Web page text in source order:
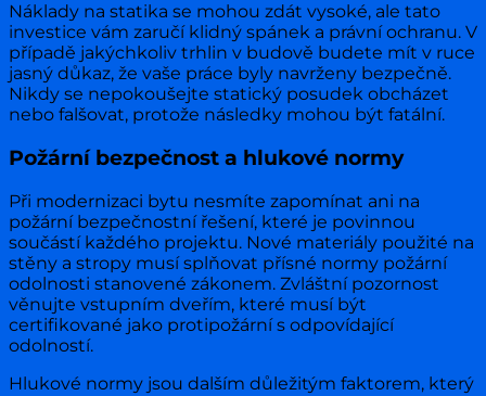
Náklady na statika se mohou zdát vysoké, ale tato
investice vám zaručí klidný spánek a právní ochranu. V
případě jakýchkoliv trhlin v budově budete mít v ruce
jasný důkaz, že vaše práce byly navrženy bezpečně.
Nikdy se nepokoušejte statický posudek obcházet
nebo falšovat, protože následky mohou být fatální.
Požární bezpečnost a hlukové normy
Při modernizaci bytu nesmíte zapomínat ani na
požární bezpečnostní řešení, které je povinnou
součástí každého projektu. Nové materiály použité na
stěny a stropy musí splňovat přísné normy požární
odolnosti stanovené zákonem. Zvláštní pozornost
věnujte vstupním dveřím, které musí být
certifikované jako protipožární s odpovídající
odolností.
Hlukové normy jsou dalším důležitým faktorem, který